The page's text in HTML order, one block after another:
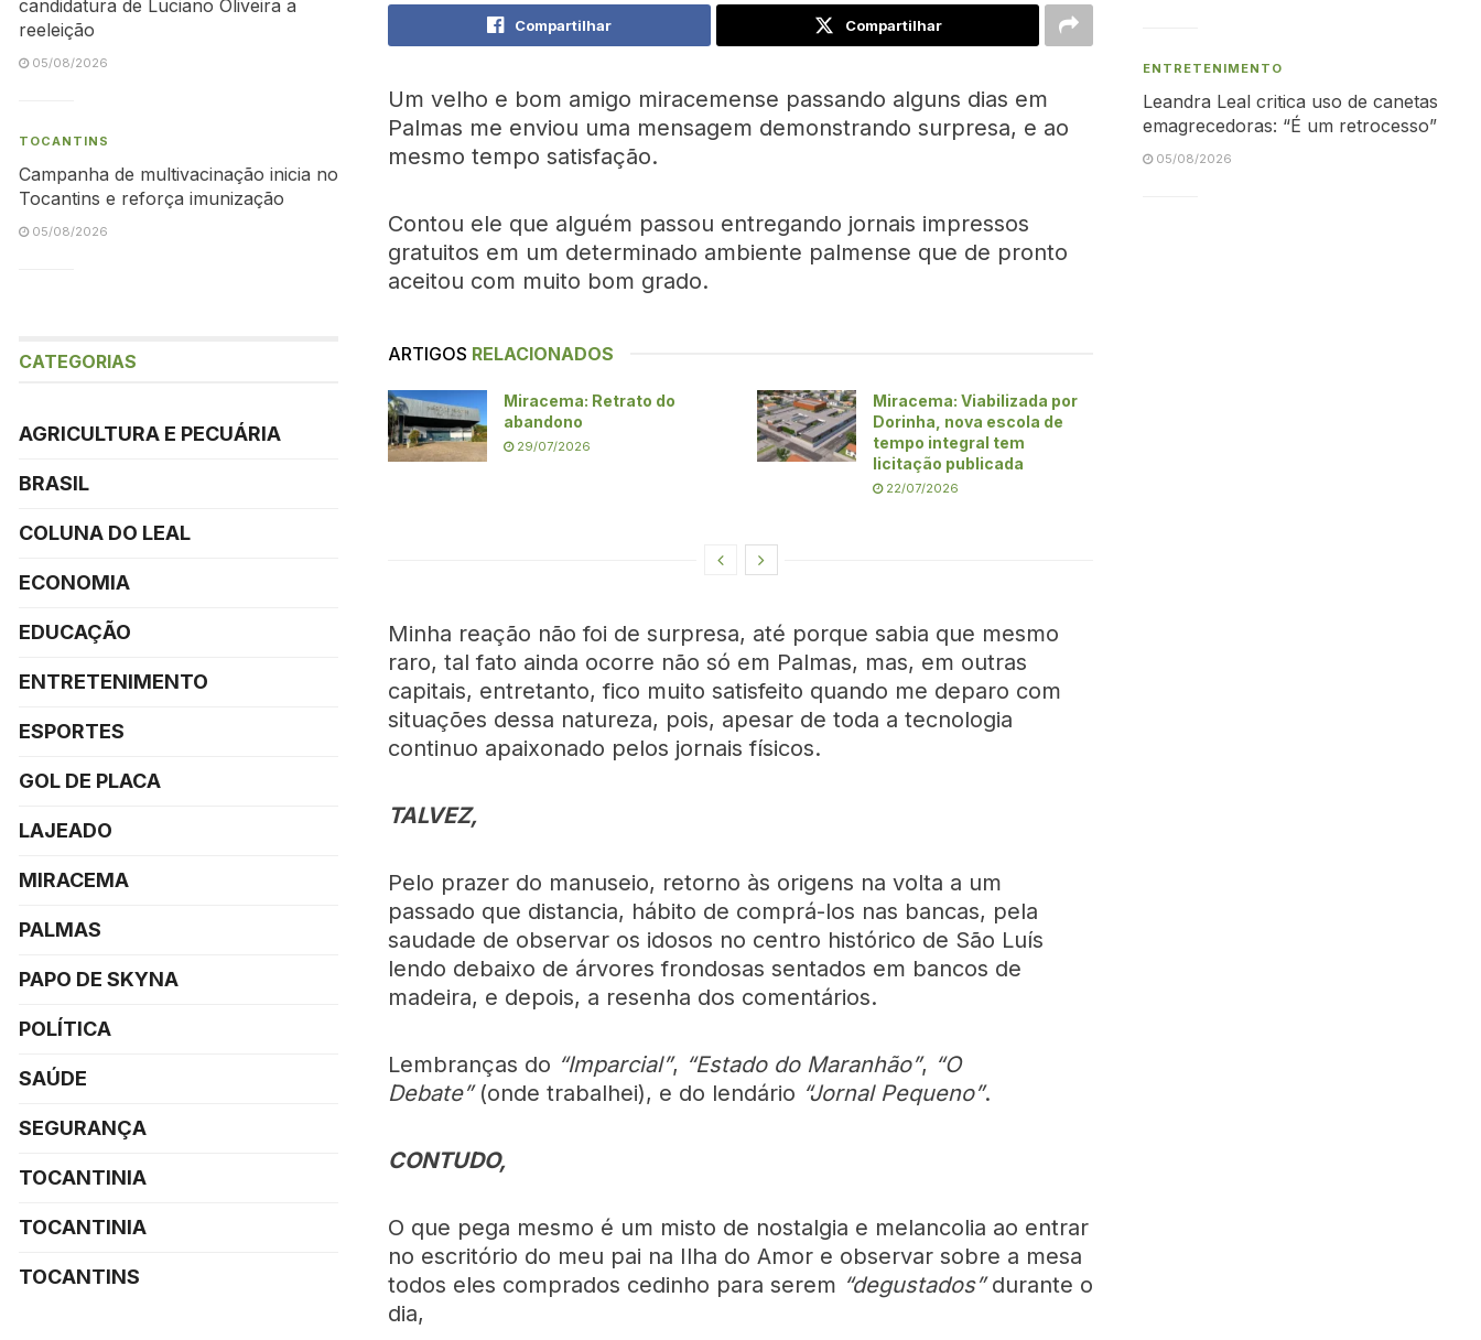
Compartilhar Compartilhar
Um velho e bom amigo miracemense passando alguns dias em
Palmas me enviou uma mensagem demonstrando surpresa, e ao
mesmo tempo satisfação.
Contou ele que alguém passou entregando jornais impressos
gratuitos em um determinado ambiente palmense que de pronto
aceitou com muito bom grado.
ARTIGOS RELACIONADOS
Miracema: Retrato do
abandono
29/07/2026
Miracema: Viabilizada por
Dorinha, nova escola de
tempo integral tem
licitação publicada
22/07/2026
Minha reação não foi de surpresa, até porque sabia que mesmo
raro, tal fato ainda ocorre não só em Palmas, mas, em outras
capitais, entretanto, fico muito satisfeito quando me deparo com
situações dessa natureza, pois, apesar de toda a tecnologia
continuo apaixonado pelos jornais físicos.
TALVEZ,
Pelo prazer do manuseio, retorno às origens na volta a um
passado que distancia, hábito de comprá-los nas bancas, pela
saudade de observar os idosos no centro histórico de São Luís
lendo debaixo de árvores frondosas sentados em bancos de
madeira, e depois, a resenha dos comentários.
Lembranças do “Imparcial”, “Estado do Maranhão”, “O
Debate”(onde trabalhei), e do lendário “Jornal Pequeno”.
CONTUDO,
O que pega mesmo é um misto de nostalgia e melancolia ao entrar
no escritório do meu pai na Ilha do Amor e observar sobre a mesa
todos eles comprados cedinho para serem “degustados”durante o
dia,
candidatura de Luciano Oliveira a
reeleição
05/08/2026
TOCANTINS
Campanha de multivacinação inicia no
Tocantins e reforça imunização
05/08/2026
CATEGORIAS
AGRICULTURA E PECUÁRIA
BRASIL
COLUNA DO LEAL
ECONOMIA
EDUCAÇÃO
ENTRETENIMENTO
ESPORTES
GOL DE PLACA
LAJEADO
MIRACEMA
PALMAS
PAPO DE SKYNA
POLÍTICA
SAÚDE
SEGURANÇA
TOCANTINIA
TOCANTINIA
TOCANTINS
ENTRETENIMENTO
Leandra Leal critica uso de canetas
emagrecedoras: “É um retrocesso”
05/08/2026